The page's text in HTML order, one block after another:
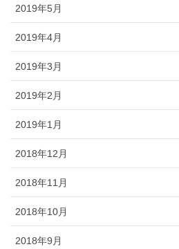
2019年5月
2019年4月
2019年3月
2019年2月
2019年1月
2018年12月
2018年11月
2018年10月
2018年9月